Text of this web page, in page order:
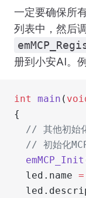
一定要确保所
列表中，然后
册到小安AI。
int main (
{
// 其他初始
// 初始化
  emMCP_Init
  led.name
=